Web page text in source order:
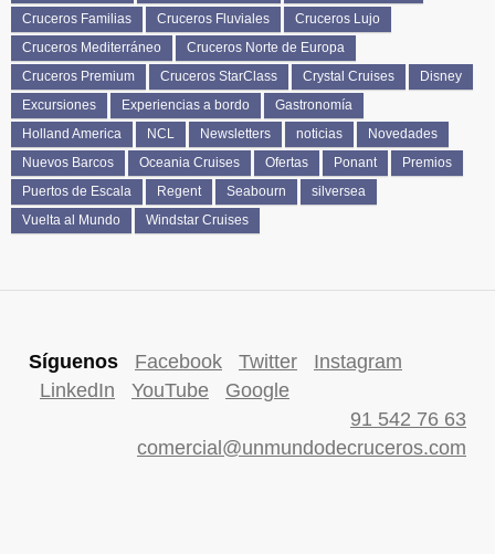
Cruceros Familias
Cruceros Fluviales
Cruceros Lujo
Cruceros Mediterráneo
Cruceros Norte de Europa
Cruceros Premium
Cruceros StarClass Crystal Cruises
Disney
Excursiones
Experiencias a bordo
Gastronomía
Holland America
NCL Newsletters noticias
Novedades
Nuevos Barcos
Oceania Cruises Ofertas Ponant
Premios
Puertos de Escala
Regent Seabourn
silversea
Vuelta al Mundo
Windstar Cruises
Síguenos Facebook Twitter
Instagram
LinkedIn
YouTube
Google
91 542 76 63
comercial@unmundodecruceros.com